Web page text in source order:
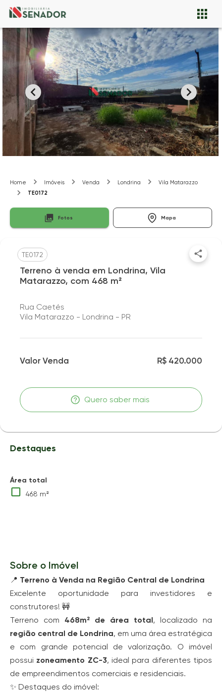
Home Imóveis Venda Londrina
Vila Matarazzo
TE0172
Fotos Mapa
TE0172
Terreno à venda em Londrina, Vila
Matarazzo, com 468 m²
Rua Caetés
Vila Matarazzo - Londrina - PR
Valor Venda R$ 420.000
Quero saber mais
Destaques
Área total
468 m²
Sobre o Imóvel
📍 Terreno à Venda na Região Central de Londrina
Excelente oportunidade para investidores e
construtores! 🚧
Terreno com 468m² de área total, localizado na
região central de Londrina, em uma área estratégica
e com grande potencial de valorização. O imóvel
possui zoneamento ZC-3, ideal para diferentes tipos
de empreendimentos comerciais e residenciais.
✨ Destaques do imóvel: